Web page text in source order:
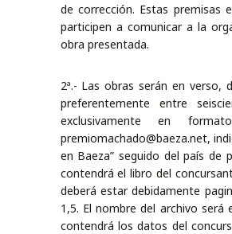
de corrección. Estas premisas
participen a comunicar a la
obra presentada.
2ª.- Las obras serán en
preferentemente entre
exclusivamente en
premiomachado@baeza.net,
en Baeza” seguido del país de
contendrá el libro del
deberá estar debidamente
1,5. El nombre del archivo será
contendrá los datos del